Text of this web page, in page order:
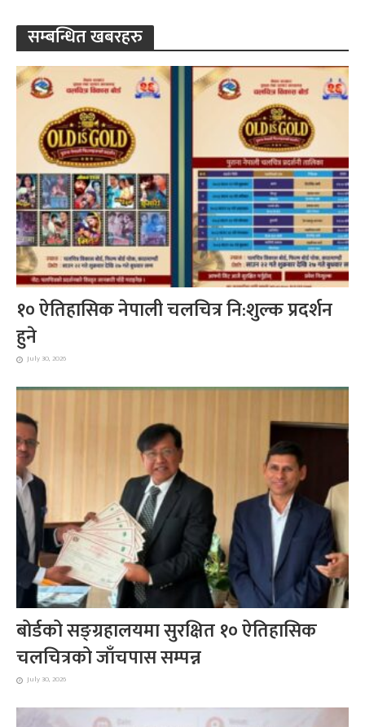
सम्बन्धित खबरहरु
१० ऐतिहासिक नेपाली चलचित्र नि:शुल्क प्रदर्शन
हुने
July 30, 2026
बोर्डको सङ्ग्रहालयमा सुरक्षित १० ऐतिहासिक
चलचित्रको जाँचपास सम्पन्न
July 30, 2026